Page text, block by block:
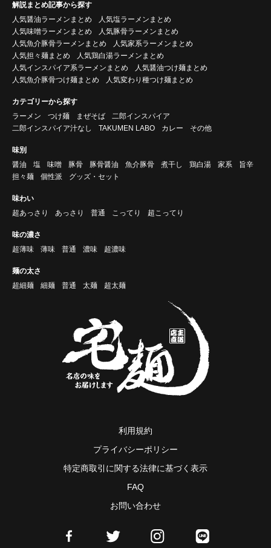
解説まとめ記事から探す
人気醤油ラーメンまとめ
人気塩ラーメンまとめ
人気味噌ラーメンまとめ
人気豚骨ラーメンまとめ
人気魚介豚骨ラーメンまとめ
人気家系ラーメンまとめ
人気担々麺まとめ
人気鶏白湯ラーメンまとめ
人気インスパイア系ラーメンまとめ
人気醤油つけ麺まとめ
人気魚介豚骨つけ麺まとめ
人気変わり種つけ麺まとめ
カテゴリーから探す
ラーメン
つけ麺 まぜそば
二郎インスパイア
二郎インスパイア汁なし
TAKUMEN LABO カレー その他
味別
醤油
塩 味噌 豚骨 豚骨醤油 魚介豚骨 煮干し 鶏白湯 家系
旨辛
担々麺
個性派 グッズ・セット
味わい
超あっさり
あっさり 普通 こってり 超こってり
味の濃さ
超薄味
薄味 普通 濃味 超濃味
麺の太さ
超細麺
細麺 普通 太麺 超太麺
利用規約
プライバシーポリシー
特定商取引に関する法律に基づく表示
FAQ
お問い合わせ